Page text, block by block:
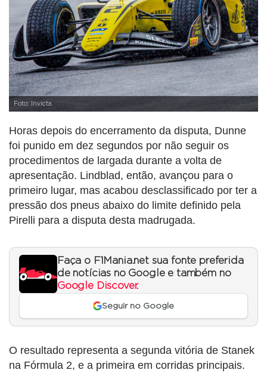
Foto: Invicta
Horas depois do encerramento da disputa, Dunne
foi punido em dez segundos por não seguir os
procedimentos de largada durante a volta de
apresentação. Lindblad, então, avançou para o
primeiro lugar, mas acabou desclassificado por ter a
pressão dos pneus abaixo do limite definido pela
Pirelli para a disputa desta madrugada.
Faça o F1Mania.net sua fonte preferida
de notícias no Google e também no
Google Discover.
Seguir no Google
O resultado representa a segunda vitória de Stanek
na Fórmula 2, e a primeira em corridas principais.